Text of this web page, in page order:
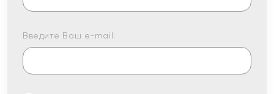
Введите Ваш e-mail: